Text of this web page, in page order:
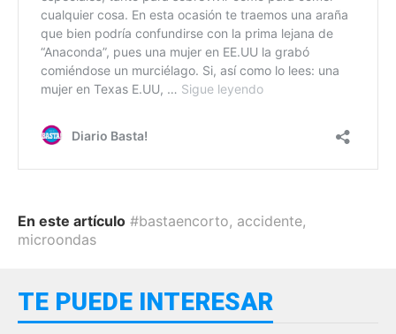
En este artículo #bastaencorto, accidente,
microondas
TE PUEDE INTERESAR